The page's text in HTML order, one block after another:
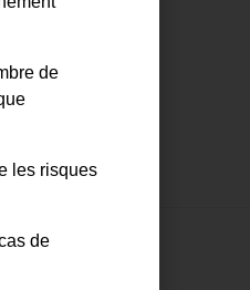
de
les risques
de